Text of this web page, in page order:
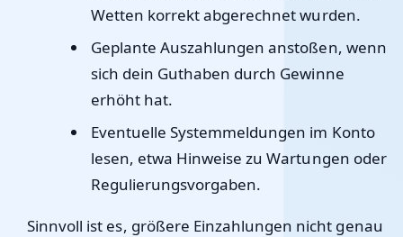
Wetten korrekt abgerechnet wurden.
Geplante Auszahlungen anstoßen, wenn
sich dein Guthaben durch Gewinne
erhöht hat.
Eventuelle Systemmeldungen im Konto
lesen, etwa Hinweise zu Wartungen oder
Regulierungsvorgaben.
Sinnvoll ist es, größere Einzahlungen nicht genau